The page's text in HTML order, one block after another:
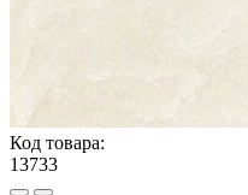
Код товара:
13733